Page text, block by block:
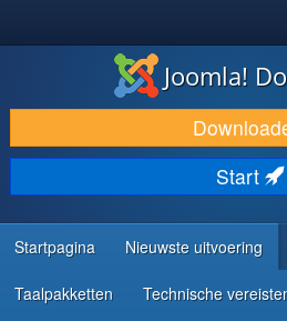
DOWNLOAD & BREID UIT
ONTDEK & LEER
COMMUNITY & ONDERSTEUNING
ONTWIKKELAARSBRONNEN
Joomla!
Start
Startpagina Nieuwste uitvoering
Taalpakketten Technische